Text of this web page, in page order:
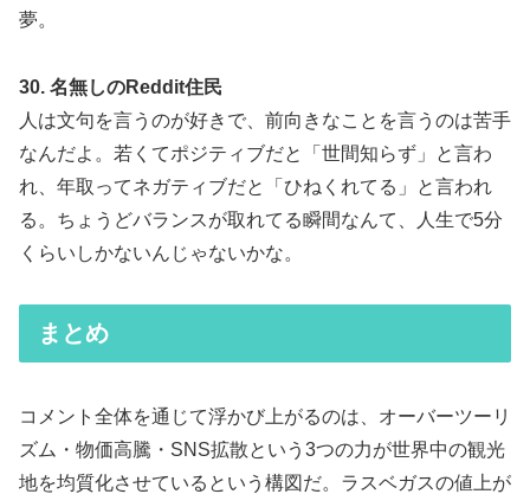
夢。
30. 名無しのReddit住民
人は文句を言うのが好きで、前向きなことを言うのは苦手
なんだよ。若くてポジティブだと「世間知らず」と言わ
れ、年取ってネガティブだと「ひねくれてる」と言われ
る。ちょうどバランスが取れてる瞬間なんて、人生で5分
くらいしかないんじゃないかな。
まとめ
コメント全体を通じて浮かび上がるのは、オーバーツーリ
ズム・物価高騰・SNS拡散という3つの力が世界中の観光
地を均質化させているという構図だ。ラスベガスの値上が